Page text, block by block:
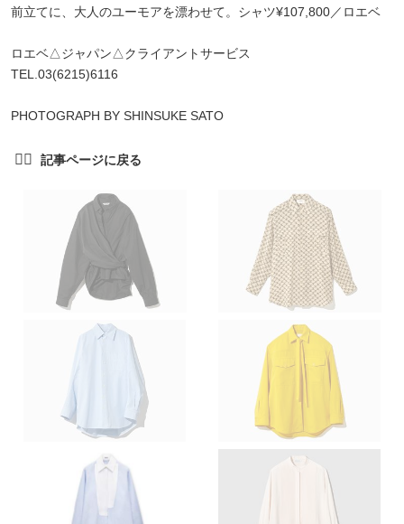
前立てに、大人のユーモアを漂わせて。シャツ¥107,800／ロエベ
ロエベ△ジャパン△クライアントサービス
TEL.03(6215)6116
PHOTOGRAPH BY SHINSUKE SATO